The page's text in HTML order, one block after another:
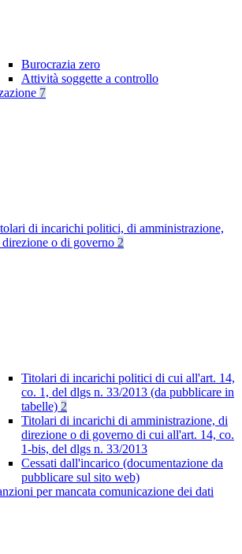
Burocrazia zero
Attività soggette a controllo
7
di incarichi politici, di amministrazione,
o di governo 2
Titolari di incarichi politici di cui all'art. 14,
co. 1, del dlgs n. 33/2013 (da pubblicare in
tabelle) 2
Titolari di incarichi di amministrazione, di
direzione o di governo di cui all'art. 14, co.
1-bis, del dlgs n. 33/2013
Cessati dall'incarico (documentazione da
pubblicare sul sito web)
per mancata comunicazione dei dati